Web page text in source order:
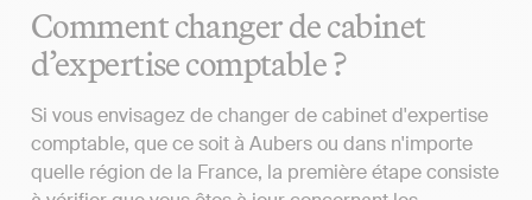
Comment changer de cabinet
d’expertise comptable ?
Si vous envisagez de changer de cabinet d'expertise
comptable, que ce soit à Aubers ou dans n'importe
quelle région de la France, la première étape consiste